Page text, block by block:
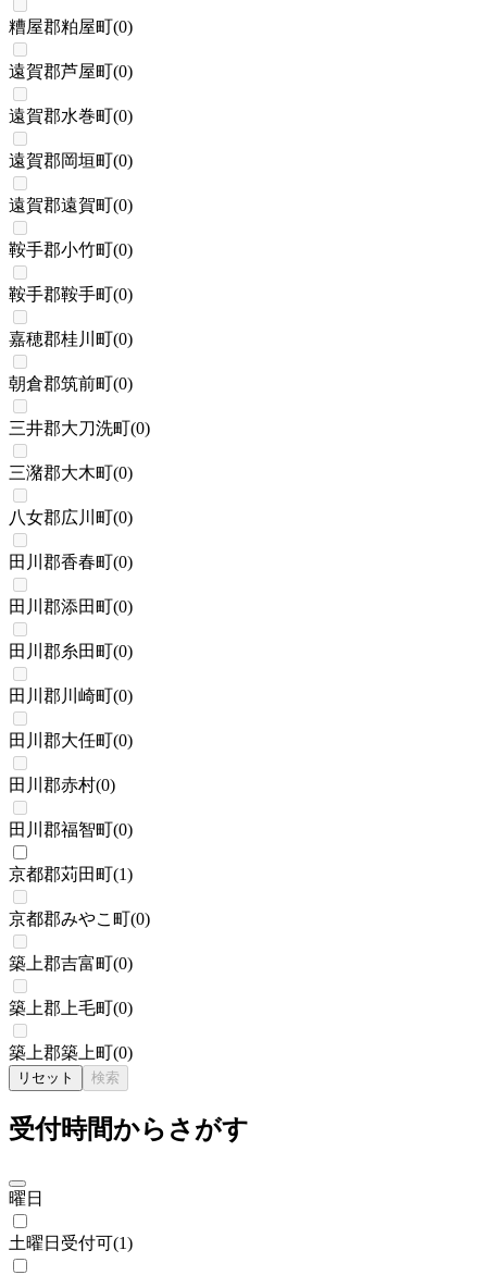
糟屋郡粕屋町(0)
遠賀郡芦屋町(0)
遠賀郡水巻町(0)
遠賀郡岡垣町(0)
遠賀郡遠賀町(0)
鞍手郡小竹町(0)
鞍手郡鞍手町(0)
嘉穂郡桂川町(0)
朝倉郡筑前町(0)
三井郡大刀洗町(0)
三潴郡大木町(0)
八女郡広川町(0)
田川郡香春町(0)
田川郡添田町(0)
田川郡糸田町(0)
田川郡川崎町(0)
田川郡大任町(0)
田川郡赤村(0)
田川郡福智町(0)
京都郡苅田町(1)
京都郡みやこ町(0)
築上郡吉富町(0)
築上郡上毛町(0)
築上郡築上町(0)
リセット 検索
受付時間からさがす
曜日
土曜日受付可(1)